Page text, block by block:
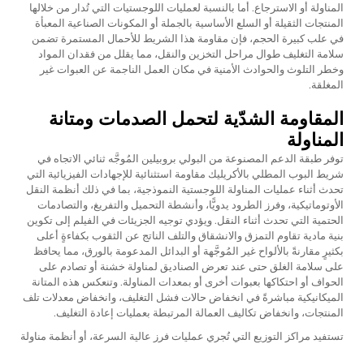
المناولة أو الاسترجاع. أما بالنسبة لعمليات اللوجستيات التي تُدار من خلالها
المنتجات الثقيلة أو السلع الأساسية بالجملة أو المكونات الصناعية المعبأة
في علب كبيرة الحجم، فإن مقاومة هذا الشريط للأحمال المستمرة تضمن
سلامة التغليف طوال مراحل التخزين والنقل، مما يقلل من فقدان المواد
وخطر التلوث والحوادث الأمنية في مكان العمل الناجمة عن العبوات غير
المغلقة.
المقاومة الشدّية لتحمل الصدمات ومتانة
المناولة
توفر طبقة الدعم المصنوعة من البولي بروبيلين المُوجَّه ثنائي الاتجاه في
شريط البوب المطلي بالأكريليك مقاومة استثنائية للإجهادات الفيزيائية التي
تحدث أثناء عمليات المناولة اللوجستية النموذجية، بما في ذلك أنظمة النقل
الأوتوماتيكية، وفرز الطرود يدويًّا، وأنشطة التحميل والتفريغ، والتصادمات
الحتمية التي تحدث أثناء النقل. ويؤدي توجيه الجزيئات في الفيلم إلى تكوين
بنية مادية تقاوم التمزق والانشقاق والتلف الناتج عن الثقوب بكفاءةٍ أعلى
بكثيرٍ مقارنةً بالألواح غير المُوجَّهة أو البدائل المدعومة بالورق، مما يحافظ
على سلامة الغلق حتى عند تعرض الصناديق لمناولة خشنة أو تصادم على
الحواف أو احتكاكها بعبوات أخرى أو بمعدات المناولة. وتنعكس هذه المتانة
الميكانيكية مباشرةً في انخفاض حالات فشل التغليف، وانخفاض معدلات تلف
المنتجات، وانخفاض تكاليف العمالة المرتبطة بعمليات إعادة التغليف.
تستفيد مراكز التوزيع التي تُجري عمليات فرز عالية السرعة، أو أنظمة مناولة